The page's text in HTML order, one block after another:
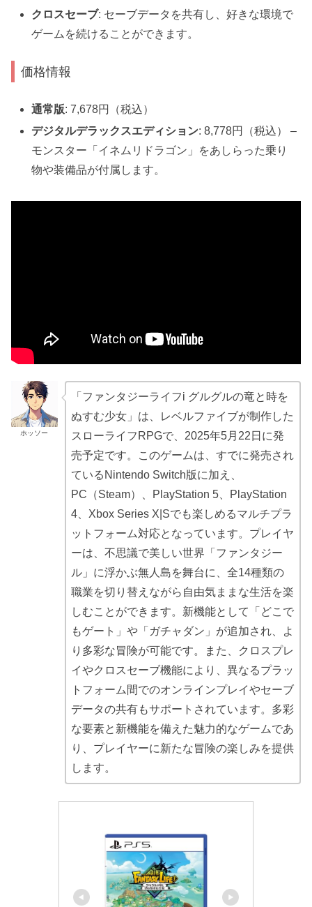
クロスセーブ: セーブデータを共有し、好きな環境で
ゲームを続けることができます。
価格情報
通常版: 7,678円（税込）
デジタルデラックスエディション: 8,778円（税込） –
モンスター「イネムリドラゴン」をあしらった乗り
物や装備品が付属します。
ホッソー
「ファンタジーライフi グルグルの竜と時を
ぬすむ少女」は、レベルファイブが制作した
スローライフRPGで、2025年5月22日に発
売予定です。このゲームは、すでに発売され
ているNintendo Switch版に加え、
PC（Steam）、PlayStation 5、PlayStation
4、Xbox Series X|Sでも楽しめるマルチプラ
ットフォーム対応となっています。プレイヤ
ーは、不思議で美しい世界「ファンタジー
ル」に浮かぶ無人島を舞台に、全14種類の
職業を切り替えながら自由気ままな生活を楽
しむことができます。新機能として「どこで
もゲート」や「ガチャダン」が追加され、よ
り多彩な冒険が可能です。また、クロスプレ
イやクロスセーブ機能により、異なるプラッ
トフォーム間でのオンラインプレイやセーブ
データの共有もサポートされています。多彩
な要素と新機能を備えた魅力的なゲームであ
り、プレイヤーに新たな冒険の楽しみを提供
します。